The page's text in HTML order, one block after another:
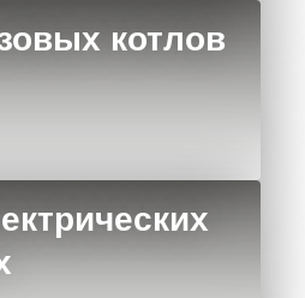
котлов